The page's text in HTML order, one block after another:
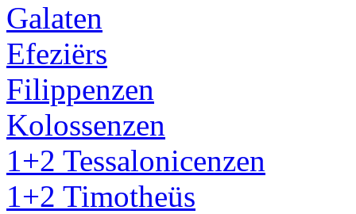
Galaten
Efeziërs
Filippenzen
Kolossenzen
1+2 Tessalonicenzen
1+2 Timotheüs